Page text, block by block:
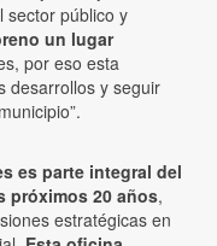
sector público y
un lugar
por eso esta
desarrollos y seguir
es parte integral del
próximos 20 años,
estratégicas en